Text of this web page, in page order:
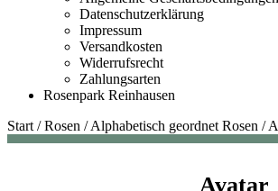
Datenschutzerklärung
Impressum
Versandkosten
Widerrufsrecht
Zahlungsarten
Rosenpark Reinhausen
Start /Rosen /Alphabetisch geordnet Rosen /A
Avatar